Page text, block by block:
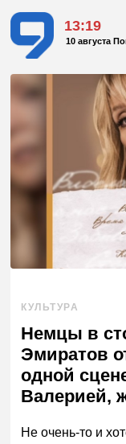
13:19
10 августа
КУЛЬТУРА
Немцы в
Эмиратов
одной
Валерией,
Не очень-то и